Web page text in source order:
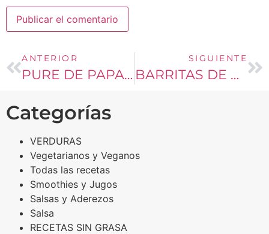
ANTERIOR
PURE DE PAPAS CON BETARRAGA
SIGUIENTE
BARRITAS DE AVENA, ALMENDRAS Y ARÁNDANOS
Categorías
VERDURAS
Vegetarianos y Veganos
Todas las recetas
Smoothies y Jugos
Salsas y Aderezos
Salsa
RECETAS SIN GRASA